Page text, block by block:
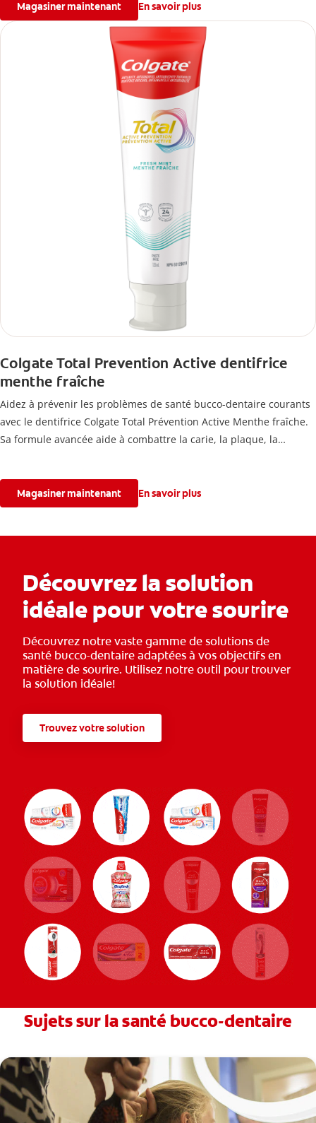
Magasiner maintenant En savoir plus
Colgate Total Prevention Active dentifrice
menthe fraîche
Aidez à prévenir les problèmes de santé bucco-dentaire courants
avec le dentifrice Colgate Total Prévention Active Menthe fraîche.
Sa formule avancée aide à combattre la carie, la plaque, la
fraîche.
Magasiner maintenant En savoir plus
Découvrez la solution
idéale pour votre sourire
Découvrez notre vaste gamme de solutions de
santé bucco-dentaire adaptées à vos objectifs en
matière de sourire. Utilisez notre outil pour trouver
la solution idéale!
Trouvez votre solution
Sujets sur la santé bucco-dentaire